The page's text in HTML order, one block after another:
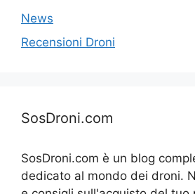
News
Recensioni Droni
SosDroni.com
SosDroni.com è un blog
dedicato al mondo dei droni.